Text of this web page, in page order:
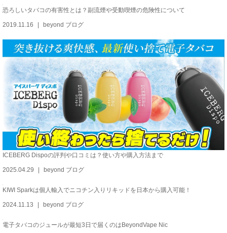
恐ろしいタバコの有害性とは？副流煙や受動喫煙の危険性について
2019.11.16 beyond ブログ
ICEBERG Dispoの評判や口コミは？使い方や購入方法まで
2025.04.29 beyond ブログ
KIWI Sparkは個人輸入でニコチン入りリキッドを日本から購入可能！
2024.11.13 beyond ブログ
電子タバコのジュールが最短3日で届くのはBeyondVape Nic